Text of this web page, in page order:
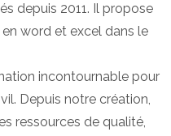
depuis 2011. Il propose
word et excel dans le
incontournable pour
Depuis notre création,
ressources de qualité,